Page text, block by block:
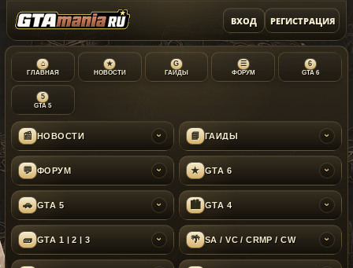
ВХОД РЕГИСТРАЦИЯ
⌂
ГЛАВНАЯ
★
НОВОСТИ
G
ГАЙДЫ
☰
ФОРУМ
6
GTA 6
5
GTA 5
📰 НОВОСТИ › 📘 ГАЙДЫ ›
💬 ФОРУМ › ★ GTA 6 ›
🚗 GTA 5 › 🏙 GTA 4 ›
🧱 GTA 1 | 2 | 3 › 🌴 SA / VC / CRMP / CW ›